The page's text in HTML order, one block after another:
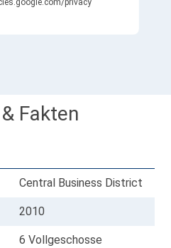
Fakten
Central Business District
2010
6 Vollgeschosse